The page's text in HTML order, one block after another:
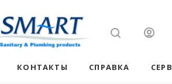
КОНТАКТЫ СПРАВКА